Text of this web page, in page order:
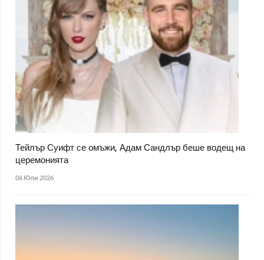
Тейлър Суифт се омъжи, Адам Сандлър беше водещ на
церемонията
06 Юли 2026